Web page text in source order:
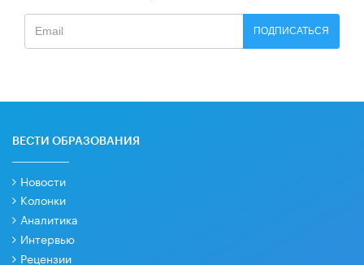
ПОДПИСАТЬСЯ
ВЕСТИ ОБРАЗОВАНИЯ
Новости
Колонки
Аналитика
Интервью
Рецензии